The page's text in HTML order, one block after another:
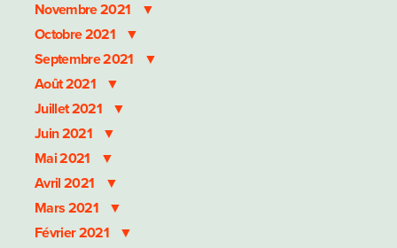
Novembre 2021
Octobre 2021
Septembre 2021
Août 2021
Juillet 2021
Juin 2021
Mai 2021
Avril 2021
Mars 2021
Février 2021